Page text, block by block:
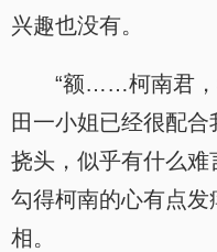
兴趣也没有。
“额……柯南君，
田一小姐已经很配
挠头，似乎有什么
勾得柯南的心有点
相。